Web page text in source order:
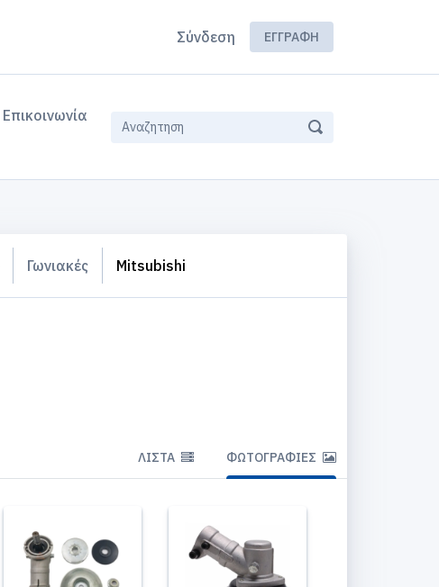
Σύνδεση ΕΓΓΡΑΦΉ
Επικοινωνία
Γωνιακές Mitsubishi
ΛΊΣΤΑ ΦΩΤΟΓΡΑΦΊΕΣ